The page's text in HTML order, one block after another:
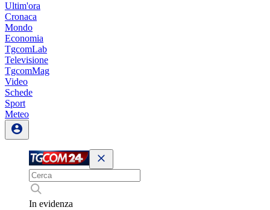
Ultim'ora
Cronaca
Mondo
Economia
TgcomLab
Televisione
TgcomMag
Video
Schede
Sport
Meteo
In evidenza